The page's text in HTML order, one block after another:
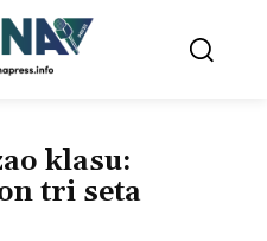
klasu:
tri seta